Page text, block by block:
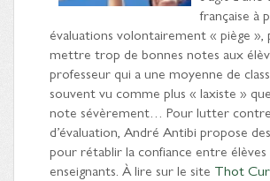
française à
évaluations volontairement « piège »,
mettre trop de bonnes notes aux
professeur qui a une moyenne de
souvent vu comme plus « laxiste »
note sévèrement… Pour lutter
d’évaluation, André Antibi propose
pour rétablir la confiance entre
enseignants. À lire sur le site Thot